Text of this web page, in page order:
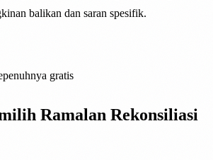
balikan dan saran spesifik.
gratis
Ramalan Rekonsiliasi